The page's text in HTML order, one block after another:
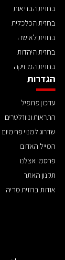
בחזית הבריאות
בחזית הכלכלית
בחזית לאישה
בחזית היהדות
בחזית המוזיקה
הגדרות
עדכון פרופיל
התראות וניוזלטרים
שדרוג למנוי פרימיום
המייל האדום
פרסמו אצלנו
תקנון האתר
אודות בחזית מדיה